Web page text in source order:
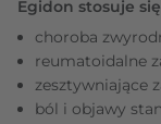
Egidon stosuje
choroba
reumatoidalne
zesztywniające
ból i objawy